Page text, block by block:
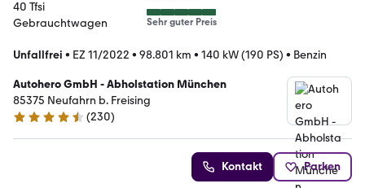
Sehr guter Preis
Unfallfrei • EZ 11/2022 • 98.801 km • 140 kW (190 PS) • Benzin
Autohero GmbH - Abholstation München
85375 Neufahrn b. Freising
4.4 Sterne
(230)
Kontakt Parken